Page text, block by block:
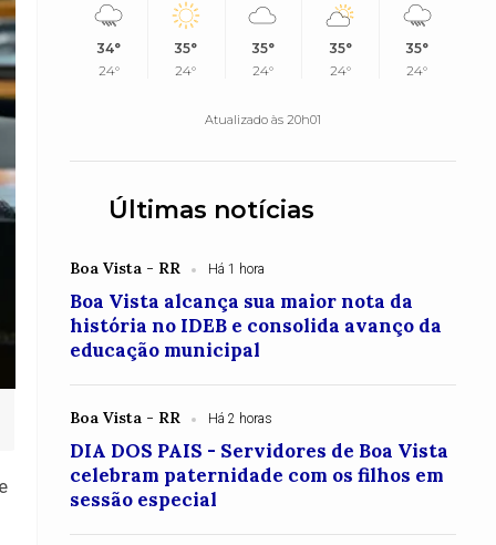
34°
24°
35°
24°
35°
24°
35°
24°
35°
24°
Atualizado às 20h01
Últimas notícias
Boa Vista - RR Há 1 hora
Boa Vista alcança sua maior nota da
história no IDEB e consolida avanço da
educação municipal
Boa Vista - RR Há 2 horas
DIA DOS PAIS - Servidores de Boa Vista
celebram paternidade com os filhos em
sessão especial